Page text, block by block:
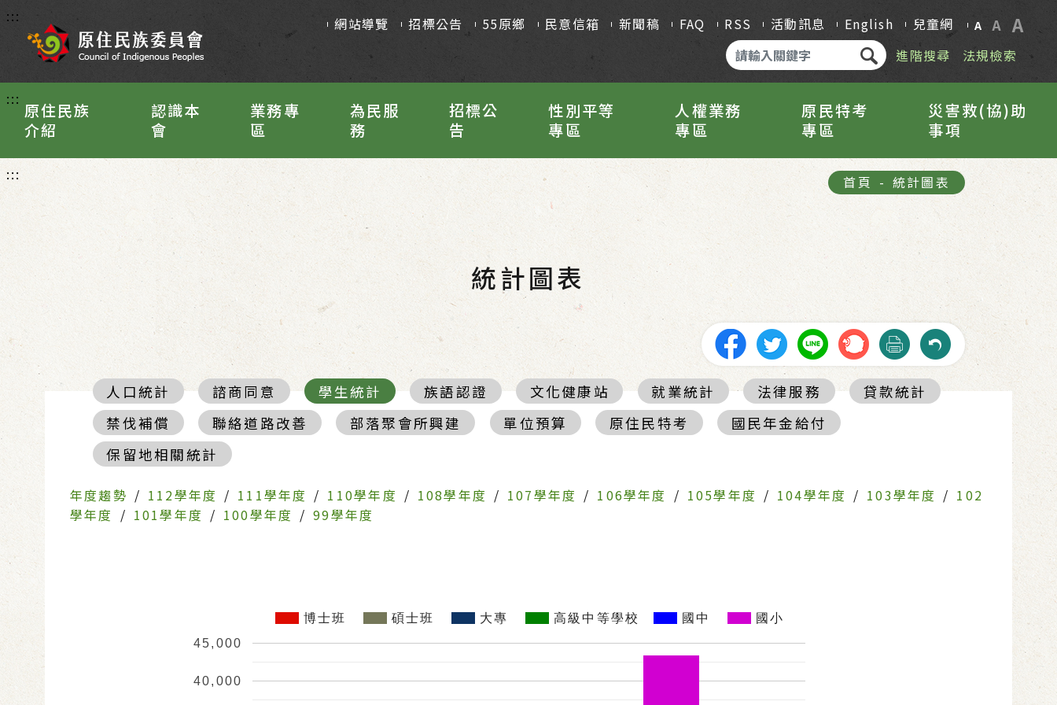
::: 網站導覽 招標公告 55原鄉 民意信箱 新聞稿 FAQ RSS 活動訊息 English 兒童網 A A A
進階搜尋 法規檢索
:::
原住民族
介紹
認識本
會
業務專
區
為民服
務
招標公
告
性別平等
專區
人權業務
專區
原民特考
專區
災害救(協)助
事項
::: 首頁 - 統計圖表
統計圖表
人口統計 諮商同意 學生統計 族語認證 文化健康站 就業統計 法律服務
貸款統計
禁伐補償
聯絡道路改善 部落聚會所興建 單位預算 原住民特考
國民年金給付
保留地相關統計
年度趨勢 / 112學年度 / 111學年度 / 110學年度 / 108學年度 / 107學年度 / 106學年度 / 105學年度 / 104學年度 / 103學年度 / 102
學年度 / 101學年度 / 100學年度 /99學年度
博士班 碩士班 大專 高級中等學校 國中 國小
40,000
45,000